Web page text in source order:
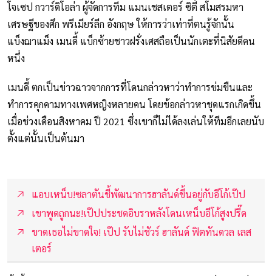
โจเซป กวาร์ดิโอล่า ผู้จัดการทีม แมนเชสเตอร์ ซิตี้ สโมสรมหา
เศรษฐีของศึก พรีเมียร์ลีก อังกฤษ ให้การว่าเท่าที่ตนรู้จักนั้น
แบ็งฌาแม็ง เมนดี้ แบ็กซ้ายชาวฝรั่งเศสถือเป็นนักเตะที่นิสัยดีคน
หนึ่ง
เมนดี้ ตกเป็นข่าวฉาวจากการที่โดนกล่าวหาว่าทำการข่มขืนและ
ทำการคุกคามทางเพศหญิงหลายคน โดยข้อกล่าวหาชุดแรกเกิดขึ้น
เมื่อช่วงเดือนสิงหาคม ปี 2021 ซึ่งเขาก็ไม่ได้ลงเล่นให้ทีมอีกเลยนับ
ตั้งแต่นั้นเป็นต้นมา
แอบเหน็บ!ซลาตันชี้พัฒนาการฮาลันด์ขึ้นอยู่กับอีโก้เป๊ป
เขาพูดถูกนะ!เป๊ปประชดอิบราหลังโดนเหน็บอีโก้สูงปรี๊ด
ขาดเธอไม่ขาดใจ! เป๊ป รับไม่ชัวร์ ฮาลันด์ ฟิตทันดวล เลส
เตอร์